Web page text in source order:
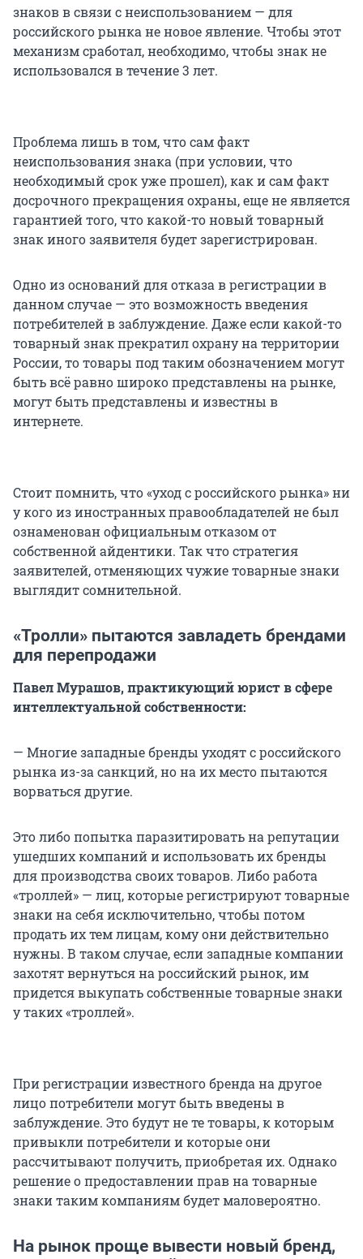
знаков в связи с неиспользованием — для
российского рынка не новое явление. Чтобы этот
механизм сработал, необходимо, чтобы знак не
использовался в течение 3 лет.
Проблема лишь в том, что сам факт
неиспользования знака (при условии, что
необходимый срок уже прошел), как и сам факт
досрочного прекращения охраны, еще не является
гарантией того, что какой-то новый товарный
знак иного заявителя будет зарегистрирован.
Одно из оснований для отказа в регистрации в
данном случае — это возможность введения
потребителей в заблуждение. Даже если какой-то
товарный знак прекратил охрану на территории
России, то товары под таким обозначением могут
быть всё равно широко представлены на рынке,
могут быть представлены и известны в
интернете.
Стоит помнить, что «уход с российского рынка» ни
у кого из иностранных правообладателей не был
ознаменован официальным отказом от
собственной айдентики. Так что стратегия
заявителей, отменяющих чужие товарные знаки
выглядит сомнительной.
«Тролли» пытаются завладеть брендами
для перепродажи
Павел Мурашов, практикующий юрист в сфере
интеллектуальной собственности:
— Многие западные бренды уходят с российского
рынка из-за санкций, но на их место пытаются
ворваться другие.
Это либо попытка паразитировать на репутации
ушедших компаний и использовать их бренды
для производства своих товаров. Либо работа
«троллей» — лиц, которые регистрируют товарные
знаки на себя исключительно, чтобы потом
продать их тем лицам, кому они действительно
нужны. В таком случае, если западные компании
захотят вернуться на российский рынок, им
придется выкупать собственные товарные знаки
у таких «троллей».
При регистрации известного бренда на другое
лицо потребители могут быть введены в
заблуждение. Это будут не те товары, к которым
привыкли потребители и которые они
рассчитывают получить, приобретая их. Однако
решение о предоставлении прав на товарные
знаки таким компаниям будет маловероятно.
На рынок проще вывести новый бренд,